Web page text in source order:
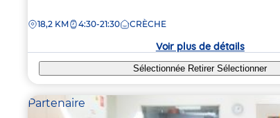
la
DISTANCE
18,2 KM 4:30-21:30 CRÈCHE
Voir plus de détails
Sélectionnée RetirerSélectionner
Partenaire